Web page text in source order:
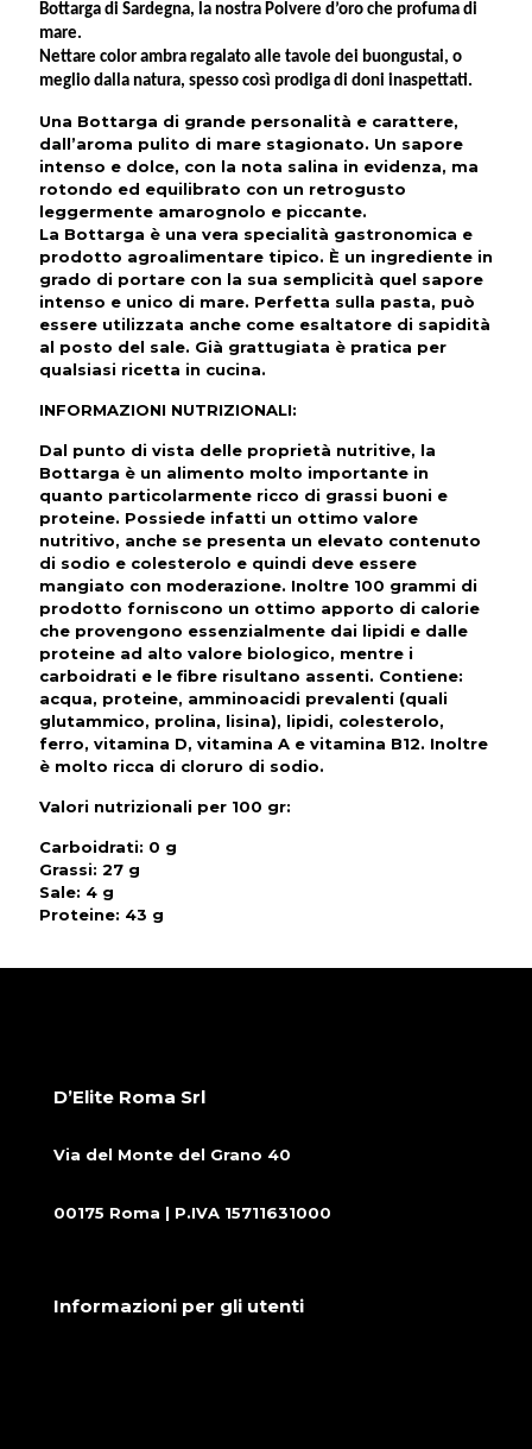
Bottarga di Sardegna, la nostra Polvere d’oro che profuma di
mare.
Nettare color ambra regalato alle tavole dei buongustai, o
meglio dalla natura, spesso così prodiga di doni inaspettati.
Una Bottarga di grande personalità e carattere,
dall’aroma pulito di mare stagionato. Un sapore
intenso e dolce, con la nota salina in evidenza, ma
rotondo ed equilibrato con un retrogusto
leggermente amarognolo e piccante.
La Bottarga è una vera specialità gastronomica e
prodotto agroalimentare tipico. È un ingrediente in
grado di portare con la sua semplicità quel sapore
intenso e unico di mare. Perfetta sulla pasta, può
essere utilizzata anche come esaltatore di sapidità
al posto del sale. Già grattugiata è pratica per
qualsiasi ricetta in cucina.
INFORMAZIONI NUTRIZIONALI:
Dal punto di vista delle proprietà nutritive, la
Bottarga è un alimento molto importante in
quanto particolarmente ricco di grassi buoni e
proteine. Possiede infatti un ottimo valore
nutritivo, anche se presenta un elevato contenuto
di sodio e colesterolo e quindi deve essere
mangiato con moderazione. Inoltre 100 grammi di
prodotto forniscono un ottimo apporto di calorie
che provengono essenzialmente dai lipidi e dalle
proteine ad alto valore biologico, mentre i
carboidrati e le fibre risultano assenti. Contiene:
acqua, proteine, amminoacidi prevalenti (quali
glutammico, prolina, lisina), lipidi, colesterolo,
ferro, vitamina D, vitamina A e vitamina B12. Inoltre
è molto ricca di cloruro di sodio.
Valori nutrizionali per 100 gr:
Carboidrati: 0 g
Grassi: 27 g
Sale: 4 g
Proteine: 43 g
D’Elite Roma Srl
Via del Monte del Grano 40
00175 Roma | P.IVA 15711631000
Informazioni per gli utenti